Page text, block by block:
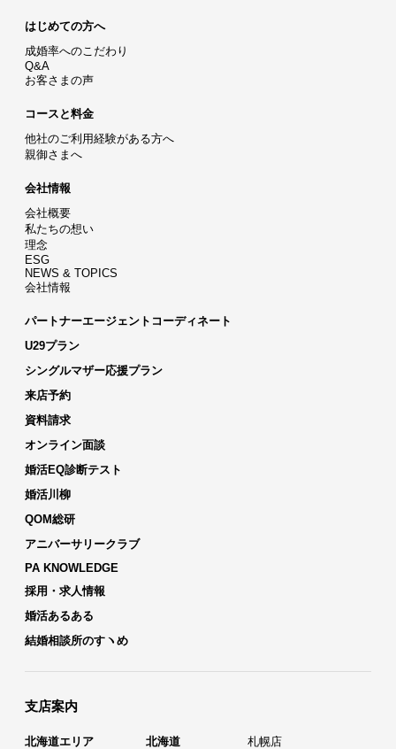
はじめての方へ
成婚率へのこだわり
Q&A
お客さまの声
コースと料金
他社のご利用経験がある方へ
親御さまへ
会社情報
会社概要
私たちの想い
理念
ESG
NEWS & TOPICS
会社情報
パートナーエージェントコーディネート
U29プラン
シングルマザー応援プラン
来店予約
資料請求
オンライン面談
婚活EQ診断テスト
婚活川柳
QOM総研
アニバーサリークラブ
PA KNOWLEDGE
採用・求人情報
婚活あるある
結婚相談所のすヽめ
支店案内
北海道エリア 北海道
札幌店